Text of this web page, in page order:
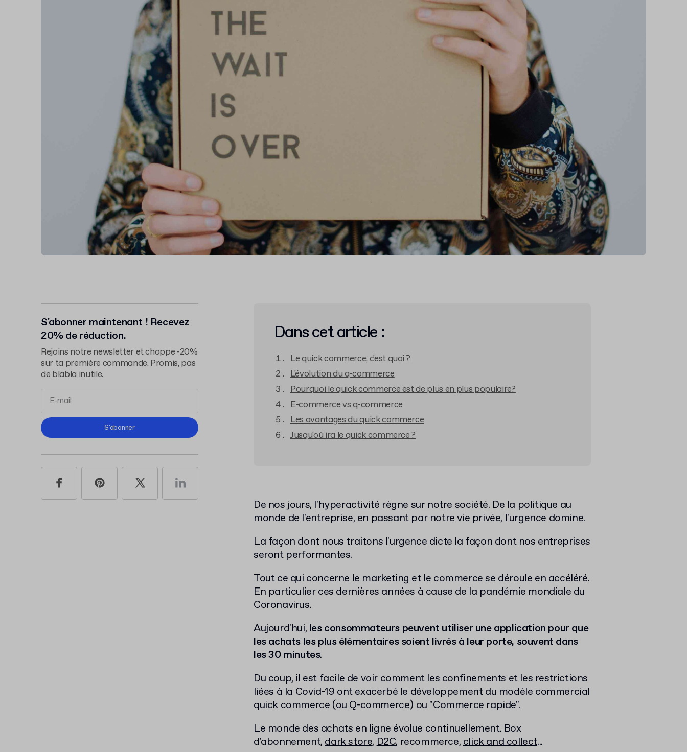
S'abonner maintenant ! Recevez
20% de réduction.
Rejoins notre newsletter et choppe -20%
sur ta première commande. Promis, pas
de blabla inutile.
Politique de Confidentialité
S'abonner
Dans cet article :
Le quick commerce, c'est quoi ?
L'évolution du q-commerce
Pourquoi le quick commerce est de plus en plus populaire?
E-commerce vs q-commerce
Les avantages du quick commerce
Jusqu'où ira le quick commerce ?
De nos jours, l'hyperactivité règne sur notre société. De la politique au
monde de l'entreprise, en passant par notre vie privée, l'urgence domine.
La façon dont nous traitons l'urgence dicte la façon dont nos entreprises
seront performantes.
Tout ce qui concerne le marketing et le commerce se déroule en accéléré.
En particulier ces dernières années à cause de la pandémie mondiale du
Coronavirus.
Aujourd'hui, les consommateurs peuvent utiliser une application pour que
les achats les plus élémentaires soient livrés à leur porte, souvent dans
les 30 minutes.
Du coup, il est facile de voir comment les confinements et les restrictions
liées à la Covid-19 ont exacerbé le développement du modèle commercial
quick commerce (ou Q-commerce) ou "Commerce rapide".
Le monde des achats en ligne évolue continuellement. Box
d'abonnement,dark store,D2C, recommerce,click and collect...